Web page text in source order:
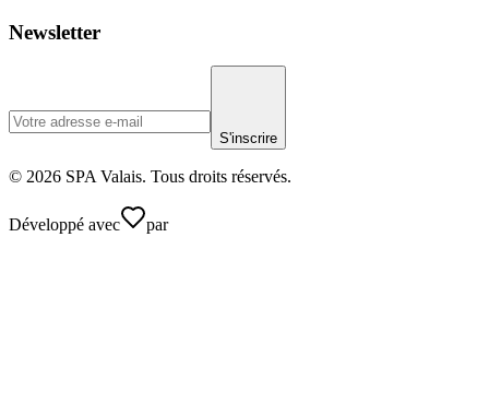
Newsletter
S'inscrire
© 2026 SPA Valais. Tous droits réservés.
Développé avec par